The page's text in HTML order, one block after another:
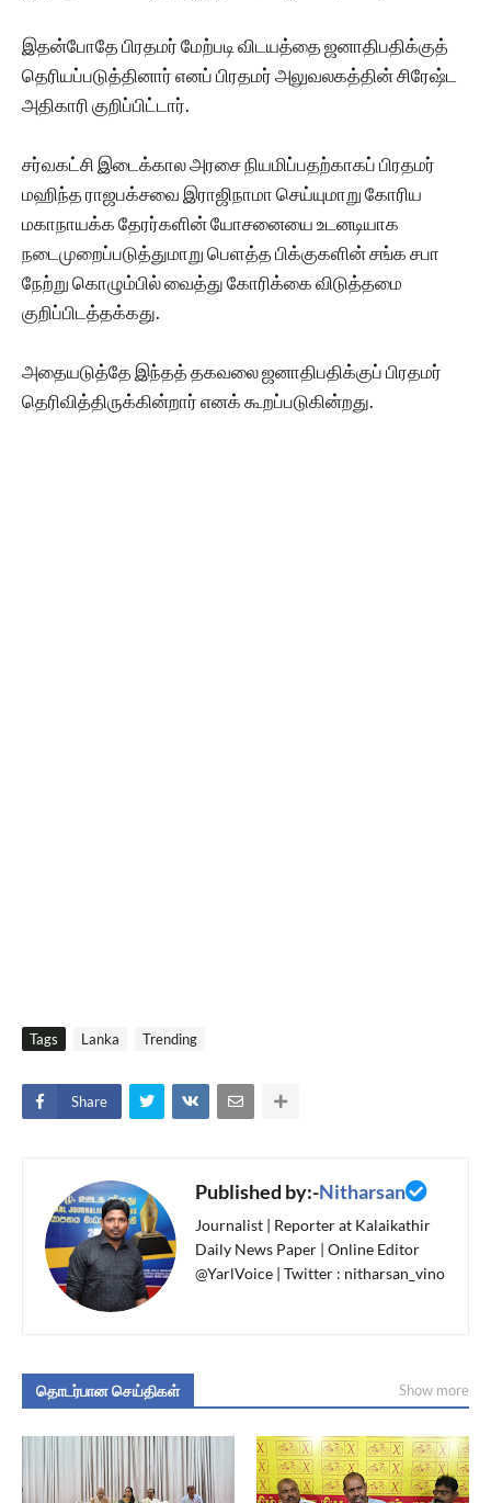
இதன்போதே பிரதமர் மேற்படி விடயத்தை ஜனாதிபதிக்குத்
தெரியப்படுத்தினார் எனப் பிரதமர் அலுவலகத்தின் சிரேஷ்ட
அதிகாரி குறிப்பிட்டார்.
சர்வகட்சி இடைக்கால அரசை நியமிப்பதற்காகப் பிரதமர்
மஹிந்த ராஜபக்சவை இராஜிநாமா செய்யுமாறு கோரிய
மகாநாயக்க தேரர்களின் யோசனையை உடனடியாக
நடைமுறைப்படுத்துமாறு பெளத்த பிக்குகளின் சங்க சபா
நேற்று கொழும்பில் வைத்து கோரிக்கை விடுத்தமை
குறிப்பிடத்தக்கது.
அதையடுத்தே இந்தத் தகவலை ஜனாதிபதிக்குப் பிரதமர்
தெரிவித்திருக்கின்றார் எனக் கூறப்படுகின்றது.
Tags Lanka Trending
Share
Published by:-Nitharsan
Journalist | Reporter at Kalaikathir
Daily News Paper | Online Editor
@YarlVoice | Twitter : nitharsan_vino
தொடர்பான செய்திகள் Show more